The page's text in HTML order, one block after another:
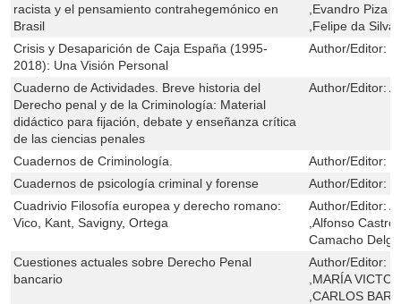
racista y el pensamiento contrahegemónico en
Brasil
,Evandro Piza
,Felipe da Silva
Crisis y Desaparición de Caja España (1995-
2018): Una Visión Personal
Author/Editor:
Cuaderno de Actividades. Breve historia del
Derecho penal y de la Criminología: Material
didáctico para fijación, debate y enseñanza crítica
de las ciencias penales
Author/Editor:
Cuadernos de Criminología. Author/Editor:
Cuadernos de psicología criminal y forense
Author/Editor:
Cuadrivio Filosofía europea y derecho romano:
Vico, Kant, Savigny, Ortega
Author/Editor:
,Alfonso
Camacho
Cuestiones actuales sobre Derecho Penal
bancario
Author/Editor:
,MARÍA
,CARLOS